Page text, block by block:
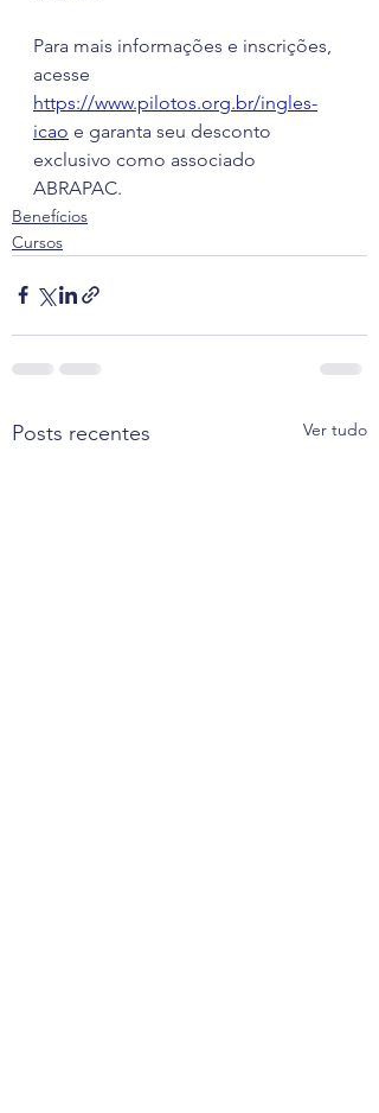
Para mais informações e inscrições,
acesse
https://www.pilotos.org.br/ingles-
icao e garanta seu desconto
exclusivo como associado
ABRAPAC.
Benefícios
Cursos
Posts recentes Ver tudo